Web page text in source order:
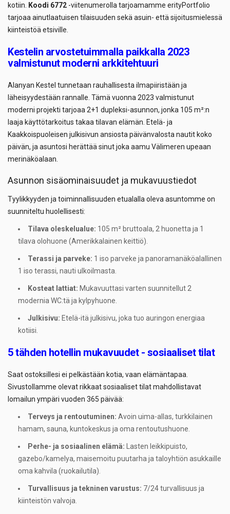
kotiin. Koodi 6772 -viitenumerolla tarjoamamme erityPortfolio
tarjoaa ainutlaatuisen tilaisuuden sekä asuin- että sijoitusmielessä
kiinteistöä etsiville.
Kestelin arvostetuimmalla paikkalla 2023
valmistunut moderni arkkitehtuuri
Alanyan Kestel tunnetaan rauhallisesta ilmapiiristään ja
läheisyydestään rannalle. Tämä vuonna 2023 valmistunut
moderni projekti tarjoaa 2+1 dupleksi-asunnon, jonka 105 m²:n
laaja käyttötarkoitus takaa tilavan elämän. Etelä- ja
Kaakkoispuoleisen julkisivun ansiosta päivänvalosta nautit koko
päivän, ja asuntosi herättää sinut joka aamu Välimeren upeaan
merinäköalaan.
Asunnon sisäominaisuudet ja mukavuustiedot
Tyylikkyyden ja toiminnallisuuden etualalla oleva asuntomme on
suunniteltu huolellisesti:
Tilava oleskelualue: 105 m² bruttoala, 2 huonetta ja 1
tilava olohuone (Amerikkalainen keittiö).
Terassi ja parveke: 1 iso parveke ja panoramanäköalallinen
1 iso terassi, nauti ulkoilmasta.
Kosteat lattiat: Mukavuuttasi varten suunnitellut 2
modernia WC:tä ja kylpyhuone.
Julkisivu: Etelä-itä julkisivu, joka tuo auringon energiaa
kotiisi.
5 tähden hotellin mukavuudet - sosiaaliset tilat
Saat ostoksillesi ei pelkästään kotia, vaan elämäntapaa.
Sivustollamme olevat rikkaat sosiaaliset tilat mahdollistavat
lomailun ympäri vuoden 365 päivää:
Terveys ja rentoutuminen: Avoin uima-allas, turkkilainen
hamam, sauna, kuntokeskus ja oma rentoutushuone.
Perhe- ja sosiaalinen elämä: Lasten leikkipuisto,
gazebo/kamelya, maisemoitu puutarha ja taloyhtiön asukkaille
oma kahvila (ruokailutila).
Turvallisuus ja tekninen varustus: 7/24 turvallisuus ja
kiinteistön valvoja.